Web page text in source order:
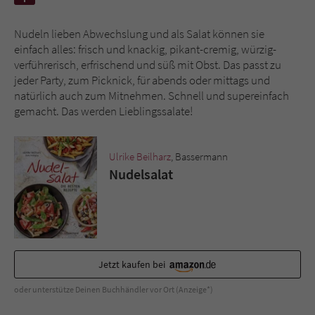
Nudeln lieben Abwechslung und als Salat können sie
einfach alles: frisch und knackig, pikant-cremig, würzig-
verführerisch, erfrischend und süß mit Obst. Das passt zu
jeder Party, zum Picknick, für abends oder mittags und
natürlich auch zum Mitnehmen. Schnell und supereinfach
gemacht. Das werden Lieblingssalate!
Ulrike Beilharz , Bassermann
Nudelsalat
Jetzt kaufen bei
oder unterstütze Deinen Buchhändler vor Ort (Anzeige*)
Name tx_pwcomments_ahash
Anbieter Literatur-Couch Medien GmbH & Co. KG
Laufzeit 1 Jahr
Name fe_typo_user
Anbieter
Laufzeit
Dieses Cookie gewährleistet die
Kommunikation der Webseite mit dem